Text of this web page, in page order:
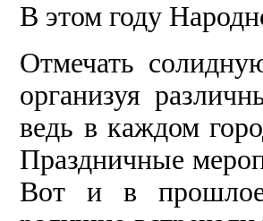
В этом году
Отмечать
организуя
ведь в каждом
Праздничные
Вот и в прошлое